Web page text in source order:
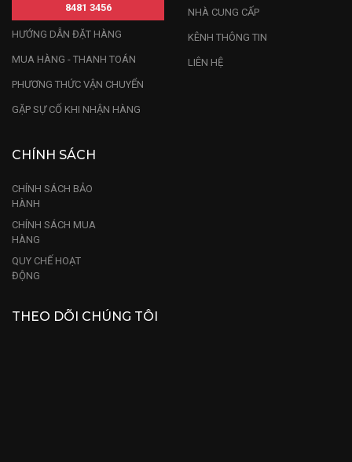
8481 3456
HƯỚNG DẪN ĐẶT HÀNG
MUA HÀNG - THANH TOÁN
PHƯƠNG THỨC VẬN CHUYỂN
GẶP SỰ CỐ KHI NHẬN HÀNG
NHÀ CUNG CẤP
KÊNH THÔNG TIN
LIÊN HỆ
CHÍNH SÁCH
CHÍNH SÁCH BẢO
HÀNH
CHÍNH SÁCH MUA
HÀNG
QUY CHẾ HOẠT
ĐỘNG
THEO DÕI CHÚNG TÔI